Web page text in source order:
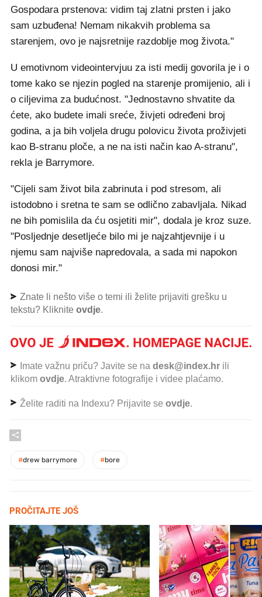
Gospodara prstenova: vidim taj zlatni prsten i jako
sam uzbuđena! Nemam nikakvih problema sa
starenjem, ovo je najsretnije razdoblje mog života."
U emotivnom videointervjuu za isti medij govorila je i o
tome kako se njezin pogled na starenje promijenio, ali i
o ciljevima za budućnost. "Jednostavno shvatite da
ćete, ako budete imali sreće, živjeti određeni broj
godina, a ja bih voljela drugu polovicu života proživjeti
kao B-stranu ploče, a ne na isti način kao A-stranu",
rekla je Barrymore.
"Cijeli sam život bila zabrinuta i pod stresom, ali
istodobno i sretna te sam se odlično zabavljala. Nikad
ne bih pomislila da ću osjetiti mir", dodala je kroz suze.
"Posljednje desetljeće bilo mi je najzahtjevnije i u
njemu sam najviše napredovala, a sada mi napokon
donosi mir."
Znate li nešto više o temi ili želite prijaviti grešku u
tekstu? Kliknite ovdje.
Imate važnu priču? Javite se na desk@index.hr ili
klikom ovdje. Atraktivne fotografije i videe plaćamo.
Želite raditi na Indexu? Prijavite se ovdje.
#drew barrymore #bore
PROČITAJTE JOŠ